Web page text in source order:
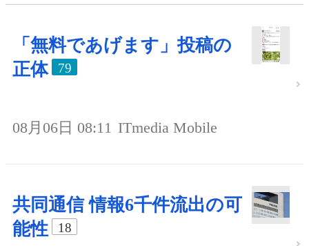
「無料であげます」投稿の
正体
79
08月06日 08:11 ITmedia Mobile
共同通信 情報6千件流出の可
能性
18